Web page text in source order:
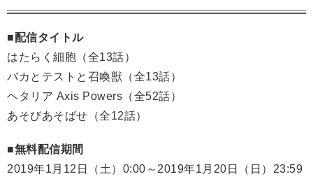
■配信タイトル
はたらく細胞（全13話）
バカとテストと召喚獣（全13話）
ヘタリア Axis Powers（全52話）
あそびあそばせ（全12話）
■無料配信期間
2019年1月12日（土）0:00～2019年1月20日（日）23:59